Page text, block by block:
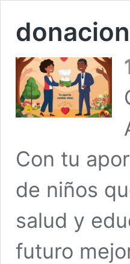
Con tu
de niños
salud y
futuro